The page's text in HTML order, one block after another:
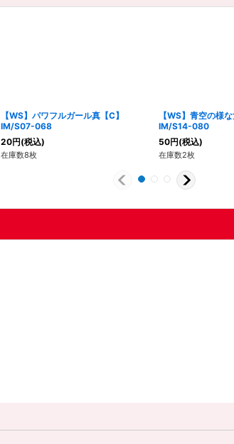
【WS】パワフルガール真【C】
IM/S07-068
20円(税込)
在庫数8枚
【WS】青空の様
IM/S14-080
50円(税込)
在庫数2枚